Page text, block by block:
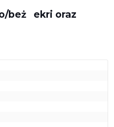
beż ekri oraz